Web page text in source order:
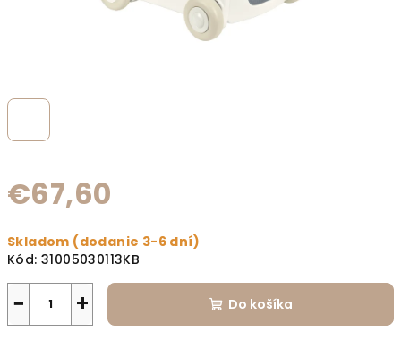
€67,60
Skladom (dodanie 3-6 dní)
Kód: 31005030113KB
+
− Do košíka